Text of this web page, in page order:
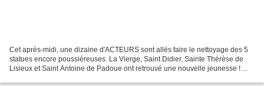
Cet après-midi, une dizaine d'ACTEURS sont allés faire le nettoyage des 5
statues encore poussiéreuses. La Vierge, Saint Didier, Sainte Thérèse de
Lisieux et Saint Antoine de Padoue ont retrouvé une nouvelle jeunesse !